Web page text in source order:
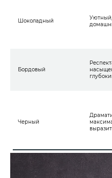
Шоколадный
Бордовый
Черный